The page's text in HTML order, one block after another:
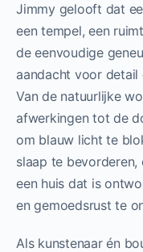
Jimmy gelooft dat
een tempel, een
de eenvoudige
aandacht voor detail
Van de natuurlijke
afwerkingen tot de
om blauw licht te
slaap te
een huis dat is
en gemoedsrust te
Als kunstenaar én